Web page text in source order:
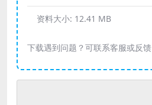
资料大小: 12.41 MB
下载遇到问题？可联系客服或反馈